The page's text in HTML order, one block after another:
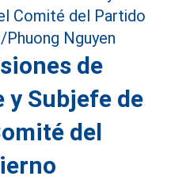
de
y Subjefe de
del